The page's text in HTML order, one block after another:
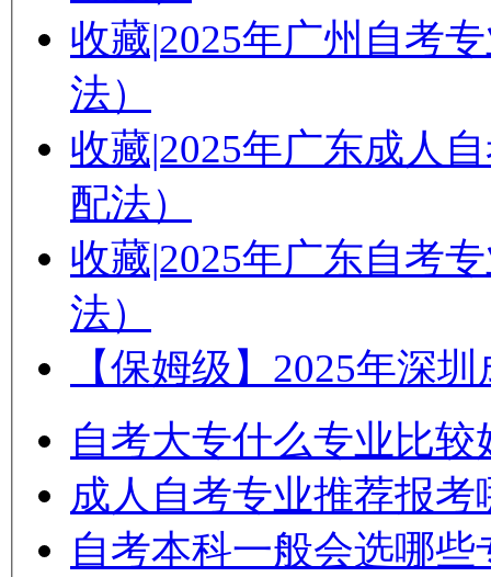
收藏|2025年广州自考
法）
收藏|2025年广东成人
配法）
收藏|2025年广东自考
法）
【保姆级】2025年深
自考大专什么专业比
成人自考专业推荐报考
自考本科一般会选哪些